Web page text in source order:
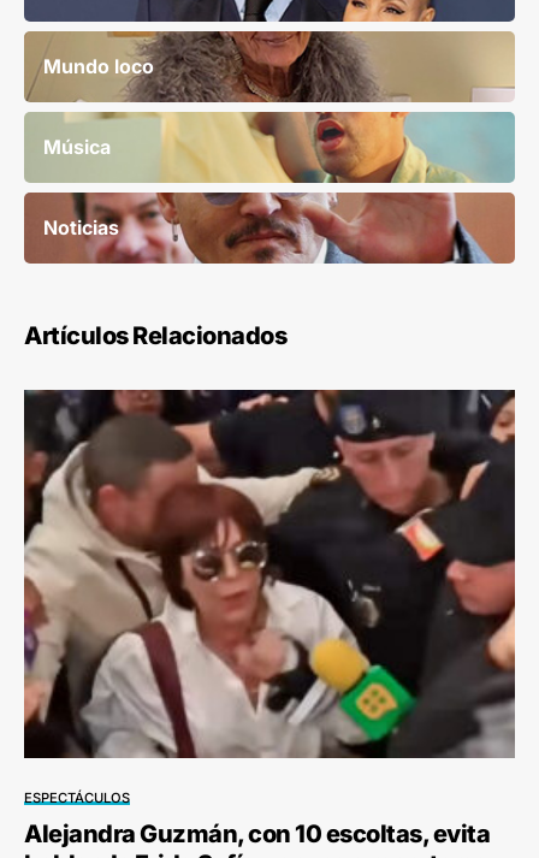
Mundo loco
Música
Noticias
Artículos Relacionados
ESPECTÁCULOS
Alejandra Guzmán, con 10 escoltas, evita